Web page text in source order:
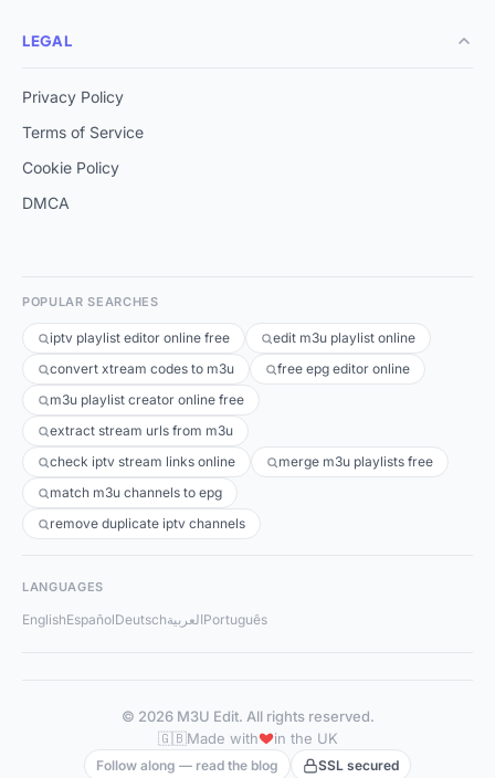
LEGAL
Privacy Policy
Terms of Service
Cookie Policy
DMCA
POPULAR SEARCHES
iptv playlist editor online free
edit m3u playlist online
convert xtream codes to m3u
free epg editor online
m3u playlist creator online free
extract stream urls from m3u
check iptv stream links online
merge m3u playlists free
match m3u channels to epg
remove duplicate iptv channels
LANGUAGES
EnglishEspañolDeutschالعربيةPortuguês
© 2026 M3U Edit. All rights reserved.
🇬🇧Made with in the UK
Follow along — read the blog SSL secured